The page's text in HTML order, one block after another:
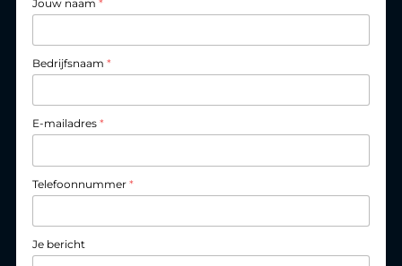
Jouw naam *
Bedrijfsnaam *
E-mailadres *
Telefoonnummer *
Je bericht